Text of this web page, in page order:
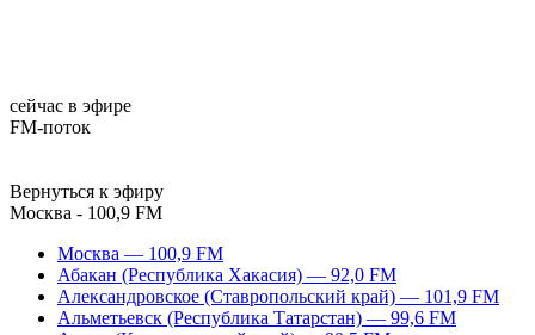
сейчас в эфире
FM-поток
Вернуться к эфиру
Москва - 100,9 FM
Москва — 100,9 FM
Абакан (Республика Хакасия) — 92,0 FM
Александровское (Ставропольский край) — 101,9 FM
Альметьевск (Республика Татарстан) — 99,6 FM